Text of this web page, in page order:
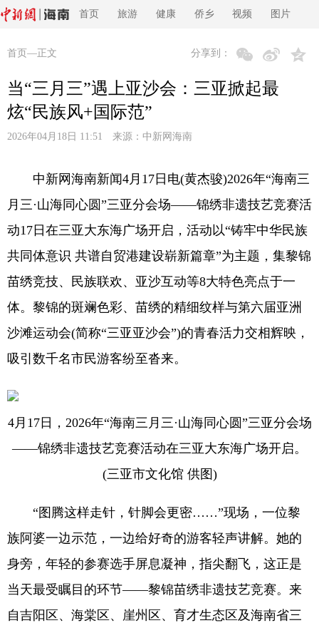
首页 旅游 健康 侨乡 视频 图片
首页 —正文 分享到：
当“三月三”遇上亚沙会：三亚掀起最
炫“民族风+国际范”
2026年04月18日 11:51 来源： 中新网海南
中新网海南新闻4月17日电(黄杰骏)2026年“海南三
月三·山海同心圆”三亚分会场——锦绣非遗技艺竞赛活
动17日在三亚大东海广场开启，活动以“铸牢中华民族
共同体意识 共谱自贸港建设崭新篇章”为主题，集黎锦
苗绣竞技、民族联欢、亚沙互动等8大特色亮点于一
体。黎锦的斑斓色彩、苗绣的精细纹样与第六届亚洲
沙滩运动会(简称“三亚亚沙会”)的青春活力交相辉映，
吸引数千名市民游客纷至沓来。
4月17日，2026年“海南三月三·山海同心圆”三亚分会场
——锦绣非遗技艺竞赛活动在三亚大东海广场开启。
(三亚市文化馆 供图)
“图腾这样走针，针脚会更密……”现场，一位黎
族阿婆一边示范，一边给好奇的游客轻声讲解。她的
身旁，年轻的参赛选手屏息凝神，指尖翻飞，这正是
当天最受瞩目的环节——黎锦苗绣非遗技艺竞赛。来
自吉阳区、海棠区、崖州区、育才生态区及海南省三